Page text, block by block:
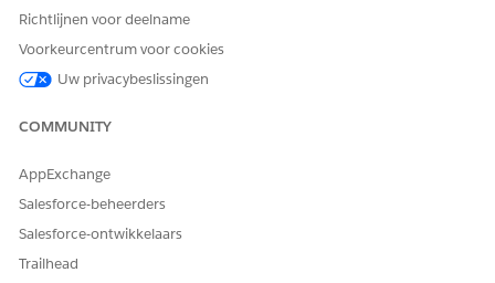
HEEFT DIT ARTIKEL UW PROBLEEM OPGELOST?
Richtlijnen voor deelname
Voorkeurcentrum voor cookies
Uw privacybeslissingen
COMMUNITY
AppExchange
Salesforce-beheerders
Salesforce-ontwikkelaars
Trailhead